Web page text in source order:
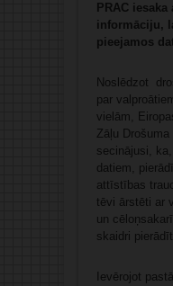
PRAC
informāciju,
pieejamos
Noslēdzot
par
vielām,
Zāļu
secinājusi,
datiem,
attīstības
tēvi ārstēti ar
un
skaidri
Ievērojot